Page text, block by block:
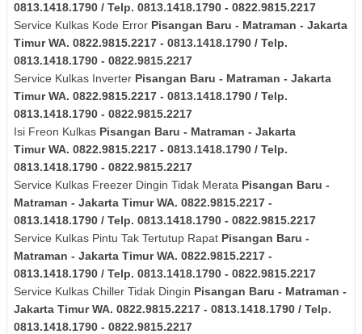
0813.1418.1790 / Telp. 0813.1418.1790 - 0822.9815.2217
Service Kulkas Kode Error Pisangan Baru - Matraman - Jakarta
TimurWA. 0822.9815.2217 - 0813.1418.1790 / Telp.
0813.1418.1790 - 0822.9815.2217
Service Kulkas Inverter Pisangan Baru - Matraman - Jakarta
TimurWA. 0822.9815.2217 - 0813.1418.1790 / Telp.
0813.1418.1790 - 0822.9815.2217
Isi Freon Kulkas Pisangan Baru - Matraman - Jakarta
TimurWA. 0822.9815.2217 - 0813.1418.1790 / Telp.
0813.1418.1790 - 0822.9815.2217
Service Kulkas Freezer Dingin Tidak Merata Pisangan Baru -
Matraman - Jakarta TimurWA. 0822.9815.2217 -
0813.1418.1790 / Telp. 0813.1418.1790 - 0822.9815.2217
Service Kulkas Pintu Tak Tertutup Rapat Pisangan Baru -
Matraman - Jakarta TimurWA. 0822.9815.2217 -
0813.1418.1790 / Telp. 0813.1418.1790 - 0822.9815.2217
Service Kulkas Chiller Tidak Dingin Pisangan Baru - Matraman -
Jakarta TimurWA. 0822.9815.2217 - 0813.1418.1790 / Telp.
0813.1418.1790 - 0822.9815.2217